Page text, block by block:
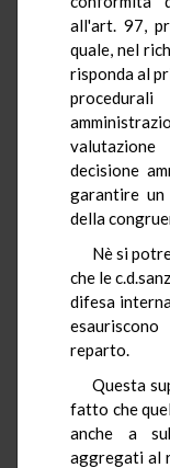
all'art. 97,
quale, nel
risponda al
decisione
garantire un
della
Nè si
che le
difesa
reparto.
Questa
fatto che
anche a
aggregati al